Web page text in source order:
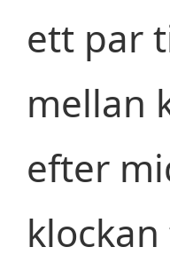
ett par
mellan
efter